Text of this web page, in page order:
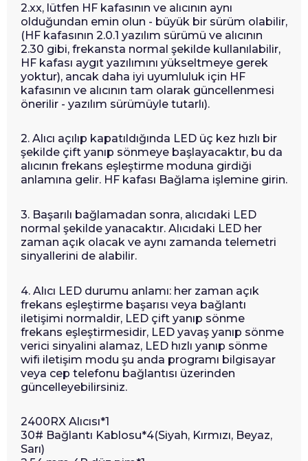
2.xx, lütfen HF kafasının ve alıcının aynı
olduğundan emin olun - büyük bir sürüm olabilir,
(HF kafasının 2.0.1 yazılım sürümü ve alıcının
2.30 gibi, frekansta normal şekilde kullanılabilir,
HF kafası aygıt yazılımını yükseltmeye gerek
yoktur), ancak daha iyi uyumluluk için HF
kafasının ve alıcının tam olarak güncellenmesi
önerilir - yazılım sürümüyle tutarlı).
2. Alıcı açılıp kapatıldığında LED üç kez hızlı bir
şekilde çift yanıp sönmeye başlayacaktır, bu da
alıcının frekans eşleştirme moduna girdiği
anlamına gelir. HF kafası Bağlama işlemine girin.
3. Başarılı bağlamadan sonra, alıcıdaki LED
normal şekilde yanacaktır. Alıcıdaki LED her
zaman açık olacak ve aynı zamanda telemetri
sinyallerini de alabilir.
4. Alıcı LED durumu anlamı: her zaman açık
frekans eşleştirme başarısı veya bağlantı
iletişimi normaldir, LED çift yanıp sönme
frekans eşleştirmesidir, LED yavaş yanıp sönme
verici sinyalini alamaz, LED hızlı yanıp sönme
wifi iletişim modu şu anda programı bilgisayar
veya cep telefonu bağlantısı üzerinden
güncelleyebilirsiniz.
2400RX Alıcısı*1
30# Bağlantı Kablosu*4(Siyah, Kırmızı, Beyaz,
Sarı)